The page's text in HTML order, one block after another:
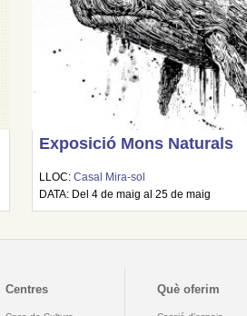
Exposició Mons Naturals
LLOC:Casal Mira-sol
DATA: Del 4 de maig al 25 de maig
Centres Què oferim